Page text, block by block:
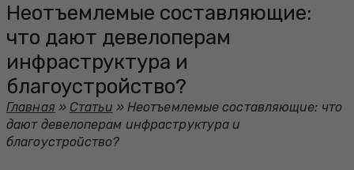
Неотъемлемые составляющие:
что дают девелоперам
инфраструктура и
благоустройство?
Главная » Статьи » Неотъемлемые составляющие: что
дают девелоперам инфраструктура и
благоустройство?